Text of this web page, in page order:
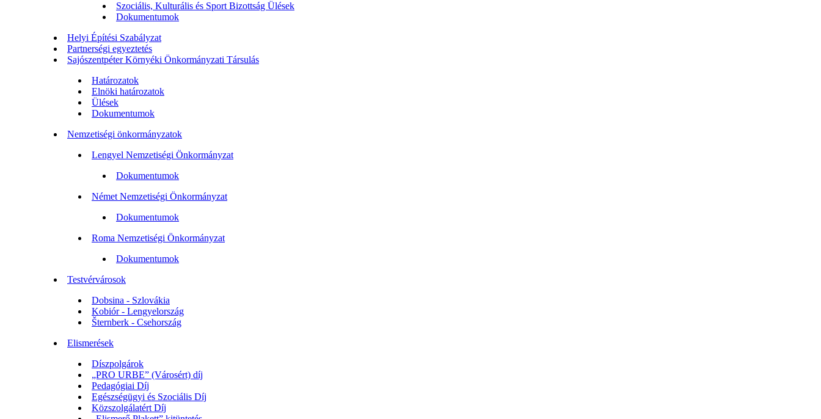
Szociális, Kulturális és Sport Bizottság Ülések
Dokumentumok
Helyi Építési Szabályzat
Partnerségi egyeztetés
Sajószentpéter Környéki Önkormányzati Társulás
Határozatok
Elnöki határozatok
Ülések
Dokumentumok
Nemzetiségi önkormányzatok
Lengyel Nemzetiségi Önkormányzat
Dokumentumok
Német Nemzetiségi Önkormányzat
Dokumentumok
Roma Nemzetiségi Önkormányzat
Dokumentumok
Testvérvárosok
Dobsina - Szlovákia
Kobiór - Lengyelország
Šternberk - Csehország
Elismerések
Díszpolgárok
„PRO URBE” (Városért) díj
Pedagógiai Díj
Egészségügyi és Szociális Díj
Közszolgálatért Díj